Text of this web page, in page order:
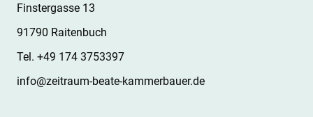
Finstergasse 13
91790 Raitenbuch
Tel. +49 174 3753397
info@zeitraum-beate-kammerbauer.de